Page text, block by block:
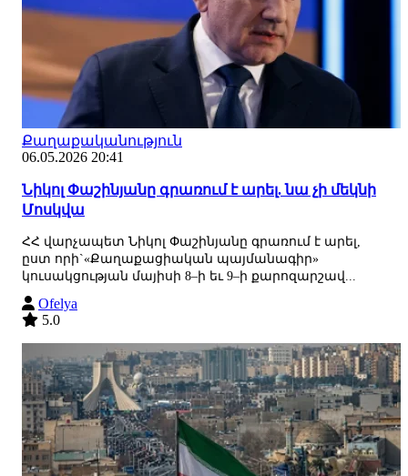
Քաղաքականություն
06.05.2026 20:41
Նիկոլ Փաշինյանը գրառում է արել. նա չի մեկնի
Մոսկվա
ՀՀ վարչապետ Նիկոլ Փաշինյանը գրառում է արել,
ըստ որի`«Քաղաքացիական պայմանագիր»
կուսակցության մայիսի 8–ի եւ 9–ի քարոզարշավ...
Ofelya
5.0